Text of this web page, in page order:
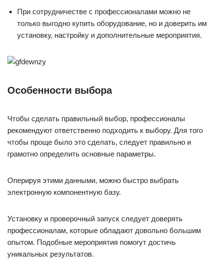
При сотрудничестве с профессионалами можно не
только выгодно купить оборудование, но и доверить им
установку, настройку и дополнительные мероприятия.
Особенности выбора
Чтобы сделать правильный выбор, профессионалы
рекомендуют ответственно подходить к выбору. Для того
чтобы проще было это сделать, следует правильно и
грамотно определить основные параметры.
Оперируя этими данными, можно быстро выбрать
электронную компонентную базу.
Установку и проверочный запуск следует доверять
профессионалам, которые обладают довольно большим
опытом. Подобные мероприятия помогут достичь
уникальных результатов.